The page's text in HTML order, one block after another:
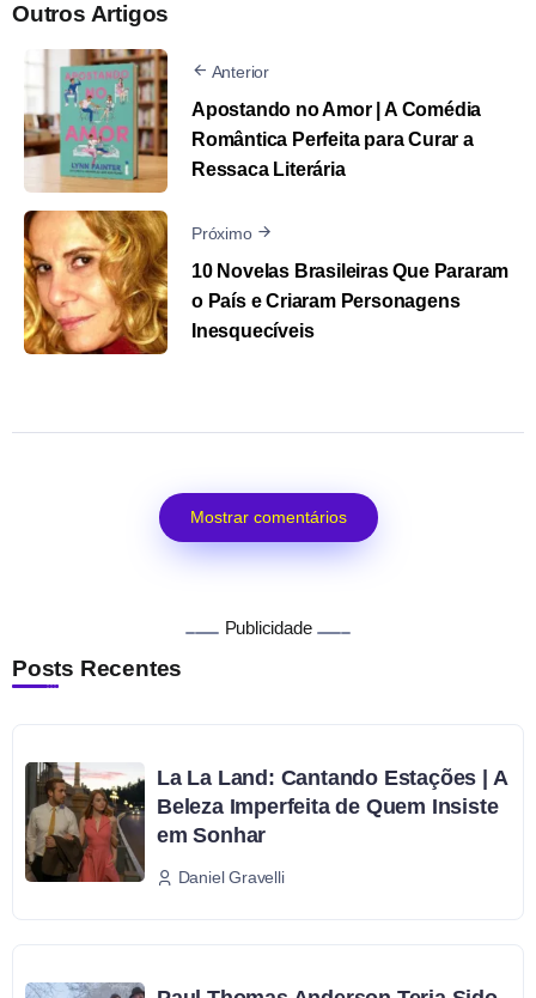
Outros Artigos
Anterior
Apostando no Amor | A Comédia
Romântica Perfeita para Curar a
Ressaca Literária
Próximo
10 Novelas Brasileiras Que Pararam
o País e Criaram Personagens
Inesquecíveis
Mostrar comentários
Publicidade
Posts Recentes
La La Land: Cantando Estações | A
Beleza Imperfeita de Quem Insiste
em Sonhar
Daniel Gravelli